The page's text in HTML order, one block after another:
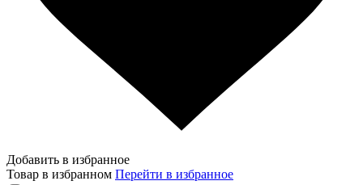
Добавить в избранное
Товар в избранном Перейти в избранное